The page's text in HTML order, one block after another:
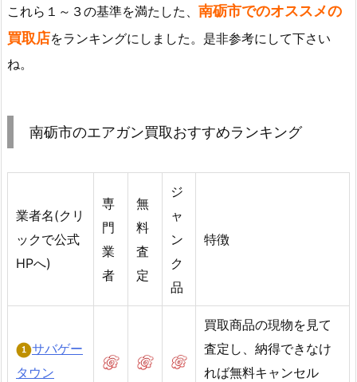
これら１～３の基準を満たした、 南砺市でのオススメの
買取店をランキングにしました。是非参考にして下さい
ね。
南砺市のエアガン買取おすすめランキング
業者名(クリ
ックで公式
HPへ)
専
門
業
者
無
料
査
定
ジ
ャ
ン
ク
品
特徴
サバゲー
タウン
買取商品の現物を見て
査定し、納得できなけ
れば無料キャンセル